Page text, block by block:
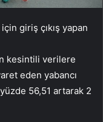
giriş çıkış yapan
kesintili verilere
eden yabancı
yüzde 56,51 artarak 2